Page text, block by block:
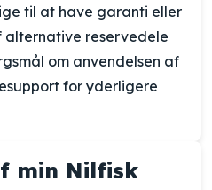
til at have garanti eller
alternative reservedele
om anvendelsen af
for yderligere
min Nilfisk